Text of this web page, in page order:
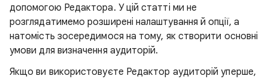
допомогою Редактора. У цій статті ми не
розглядатимемо розширені налаштування й опції, а
натомість зосередимося на тому, як створити основні
умови для визначення аудиторій.
Якщо ви використовуєте Редактор аудиторій уперше,